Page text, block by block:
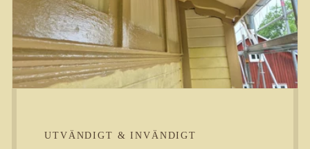
UTVÄNDIGT & INVÄNDIGT